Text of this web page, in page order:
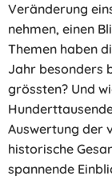
Veränderung
nehmen, einen
Themen haben
Jahr besonders
grössten? Und
Auswertung der
historische
spannende